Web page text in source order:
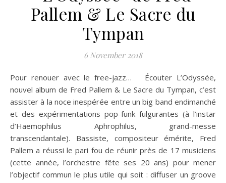
Pallem & Le Sacre du
Tympan
6 November 2018
Pour renouer avec le free-jazz… Écouter L’Odyssée,
nouvel album de Fred Pallem & Le Sacre du Tympan, c’est
assister à la noce inespérée entre un big band endimanché
et des expérimentations pop-funk fulgurantes (à l’instar
d’Haemophilus Aphrophilus, grand-messe
transcendantale). Bassiste, compositeur émérite, Fred
Pallem a réussi le pari fou de réunir près de 17 musiciens
(cette année, l’orchestre fête ses 20 ans) pour mener
l’objectif commun le plus utile qui soit : diffuser un groove